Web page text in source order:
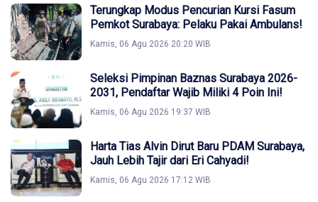
Terungkap Modus Pencurian Kursi Fasum
Pemkot Surabaya: Pelaku Pakai Ambulans!
Kamis, 06 Agu 2026 20:20 WIB
Seleksi Pimpinan Baznas Surabaya 2026-
2031, Pendaftar Wajib Miliki 4 Poin Ini!
Kamis, 06 Agu 2026 19:37 WIB
Harta Tias Alvin Dirut Baru PDAM Surabaya,
Jauh Lebih Tajir dari Eri Cahyadi!
Kamis, 06 Agu 2026 17:12 WIB